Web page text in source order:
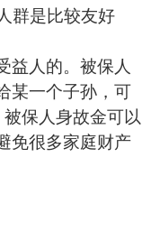
群是比较友好
益人的。被保人
某一个子孙，可
保人身故金可以
免很多家庭财产